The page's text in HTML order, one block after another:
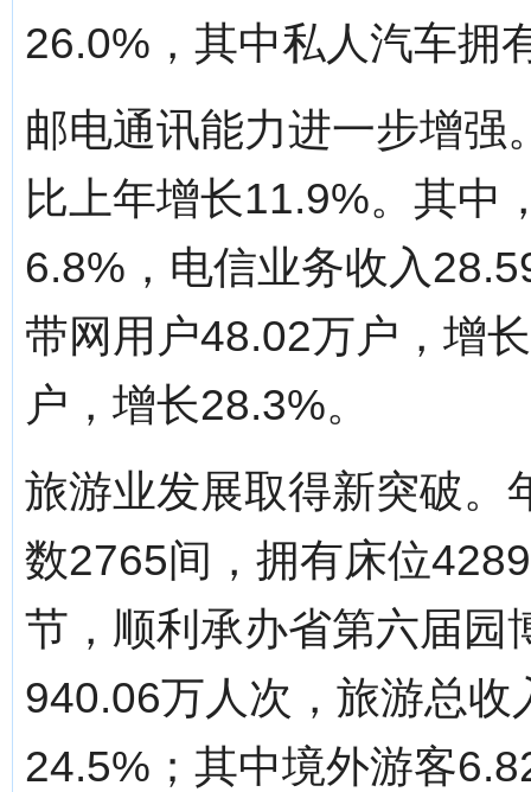
26.0%，其中私人汽车拥
邮电通讯能力进一步增强
比上年增长11.9%。其中
6.8%，电信业务收入
带网用户48.02万户，增
户，增长28.3%。
旅游业发展取得新突破。
数2765间，拥有床位
节，顺利承办省第六届园
940.06万人次，旅游总
24.5%；其中境外游客